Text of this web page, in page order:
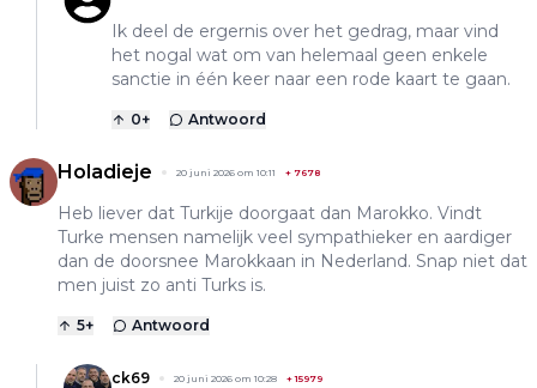
Ik deel de ergernis over het gedrag, maar vind
het nogal wat om van helemaal geen enkele
sanctie in één keer naar een rode kaart te gaan.
0+ Antwoord
Holadieje 20 juni 2026 om 10:11 + 7678
Heb liever dat Turkije doorgaat dan Marokko. Vindt
Turke mensen namelijk veel sympathieker en aardiger
dan de doorsnee Marokkaan in Nederland. Snap niet dat
men juist zo anti Turks is.
5+ Antwoord
ck69 20 juni 2026 om 10:28 +15979